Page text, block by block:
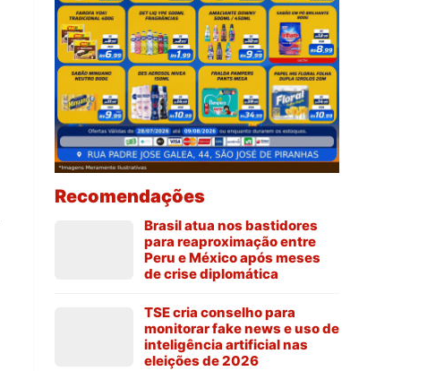
Recomendações
Brasil atua nos bastidores
para reaproximação entre
Peru e México após meses
de crise diplomática
TSE cria conselho para
monitorar fake news e uso de
inteligência artificial nas
eleições de 2026